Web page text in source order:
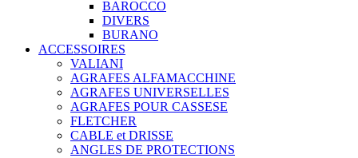
BAROCCO
DIVERS
BURANO
ACCESSOIRES
VALIANI
AGRAFES ALFAMACCHINE
AGRAFES UNIVERSELLES
AGRAFES POUR CASSESE
FLETCHER
CABLE et DRISSE
ANGLES DE PROTECTIONS